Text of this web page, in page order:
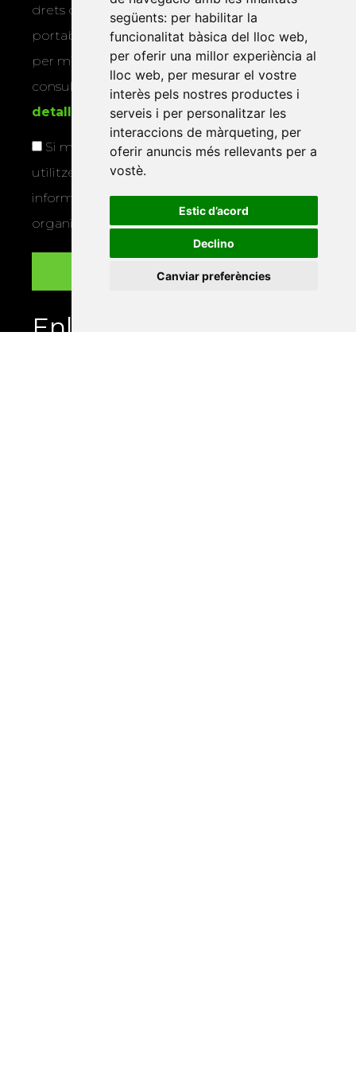
següents: per habilitar la
funcionalitat bàsica del lloc web,
per oferir una millor experiència al
lloc web, per mesurar el vostre
interès pels nostres productes i
serveis i per personalitzar les
interaccions de màrqueting, per
oferir anuncis més rellevants per a
vostè.
Estic d’acord
Declino
Canviar preferències
drets d’accés, rectificació, supressió,
portabilitat, limitació o oposició al tractament
per mitjans físics o electrònics. Podeu
consultar la
informació addicional i
detallada sobre protecció de dades.
Si marqueu aquesta casella, consentiu que
utilitzem les vostres dades per a enviar-vos
informació sobre els actes i activitats que
organitza la Xarxa Vives.
Enllaços